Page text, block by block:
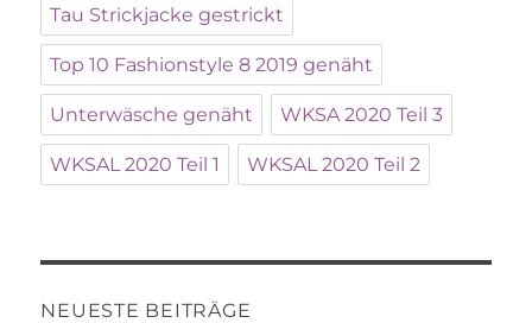
Tau Strickjacke gestrickt
Top 10 Fashionstyle 8 2019 genäht
Unterwäsche genäht WKSA 2020 Teil 3
WKSAL 2020 Teil 1 WKSAL 2020 Teil 2
NEUESTE BEITRÄGE